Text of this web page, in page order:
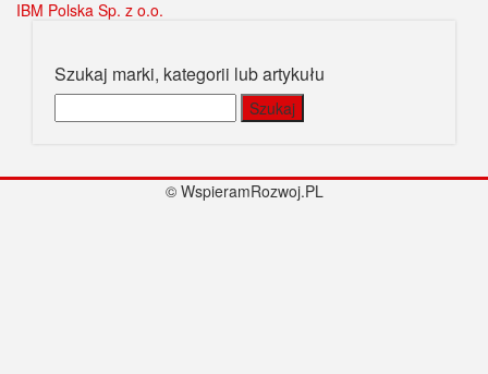
IBM Polska Sp. z o.o.
Szukaj marki, kategorii lub artykułu
© WspieramRozwoj.PL